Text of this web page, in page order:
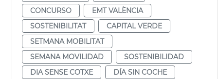
CONCURSO
EMT VALÈNCIA
SOSTENIBILITAT
CAPITAL VERDE
SETMANA MOBILITAT
SEMANA MOVILIDAD
SOSTENIBILIDAD
DIA SENSE COTXE
DÍA SIN COCHE